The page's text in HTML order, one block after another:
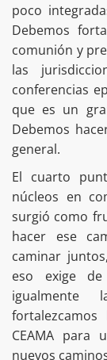
poco
Debemos
comunión y
las
conferencias
que es un
Debemos
general.
El cuarto
núcleos en
surgió como
hacer ese
caminar
eso exige
CEAMA para
nuevos